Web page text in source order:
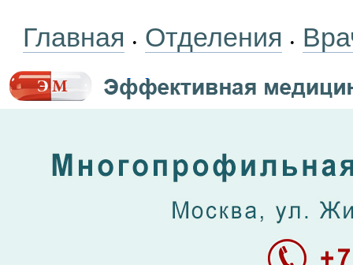
Главная • Отделения •